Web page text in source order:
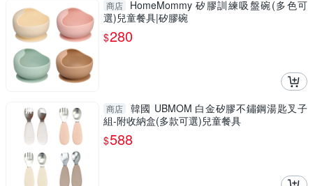
商店
HomeMommy 矽膠訓練吸盤碗(多色可
選)兒童餐具|矽膠碗
$280
商店
韓國 UBMOM 白金矽膠不鏽鋼湯匙叉子
組-附收納盒(多款可選)兒童餐具
$588